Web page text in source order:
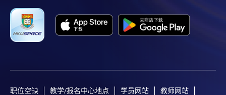
职位空缺 教学/报名中心地点 学员网站 教师网站